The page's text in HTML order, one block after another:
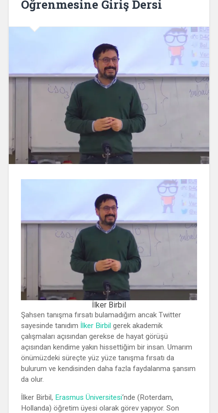
Öğrenmesine Giriş Dersi
İlker Birbil
Şahsen tanışma fırsatı bulamadığım ancak Twitter
sayesinde tanıdım İlker Birbil gerek akademik
çalışmaları açısından gerekse de hayat görüşü
açısından kendime yakın hissettiğim bir insan. Umarım
önümüzdeki süreçte yüz yüze tanışma fırsatı da
bulurum ve kendisinden daha fazla faydalanma şansım
da olur.
İlker Birbil, Erasmus Üniversitesi‘nde (Roterdam,
Hollanda) öğretim üyesi olarak görev yapıyor. Son